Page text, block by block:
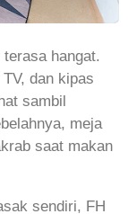
hangat.
dan kipas
sambil
meja
saat makan
sendiri, FH